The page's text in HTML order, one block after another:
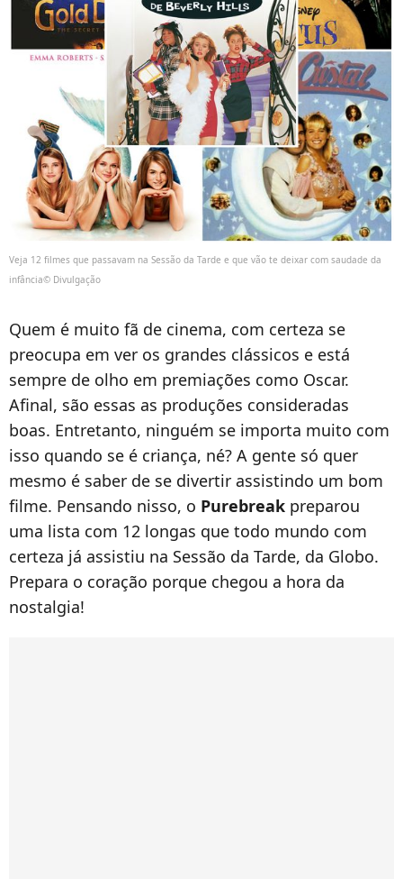
Veja 12 filmes que passavam na Sessão da Tarde e que vão te deixar com saudade da
infância© Divulgação
Quem é muito fã de cinema, com certeza se
preocupa em ver os grandes clássicos e está
sempre de olho em premiações como Oscar.
Afinal, são essas as produções consideradas
boas. Entretanto, ninguém se importa muito com
isso quando se é criança, né? A gente só quer
mesmo é saber de se divertir assistindo um bom
filme. Pensando nisso, o Purebreak preparou
uma lista com 12 longas que todo mundo com
certeza já assistiu na Sessão da Tarde, da Globo.
Prepara o coração porque chegou a hora da
nostalgia!